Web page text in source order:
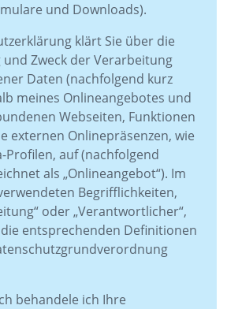
und Downloads).
klärt Sie über die
Zweck der Verarbeitung
Daten (nachfolgend kurz
meines Onlineangebotes und
Webseiten, Funktionen
externen Onlinepräsenzen, wie
Profilen, auf (nachfolgend
als „Onlineangebot“). Im
Begrifflichkeiten,
oder „Verantwortlicher“,
entsprechenden Definitionen
behandele ich Ihre